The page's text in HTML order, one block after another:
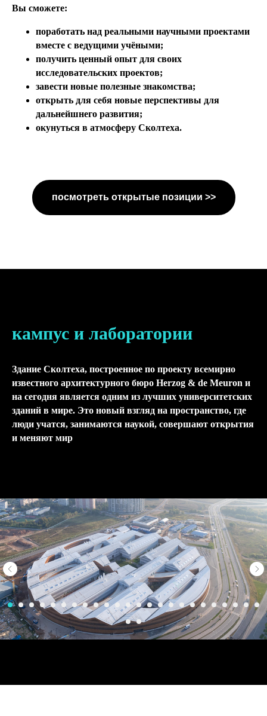
Вы сможете:
поработать над реальными научными проектами
вместе с ведущими учёными;
получить ценный опыт для своих
исследовательских проектов;
завести новые полезные знакомства;
открыть для себя новые перспективы для
дальнейшнего развития;
окунуться в атмосферу Сколтеха.
посмотреть открытые позиции >>
кампус и лаборатории
Здание Сколтеха, построенное по проекту всемирно
известного архитектурного бюро Herzog & de Meuron и
на сегодня является одним из лучших университетских
зданий в мире. Это новый взгляд на пространство, где
люди учатся, занимаются наукой, совершают открытия
и меняют мир